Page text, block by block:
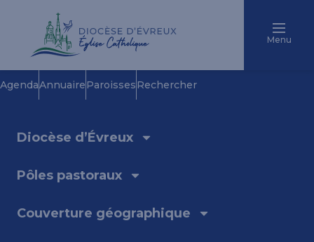
Menu
AgendaAnnuaireParoissesRechercher
Diocèse d’Évreux
Pôles pastoraux
Couverture géographique